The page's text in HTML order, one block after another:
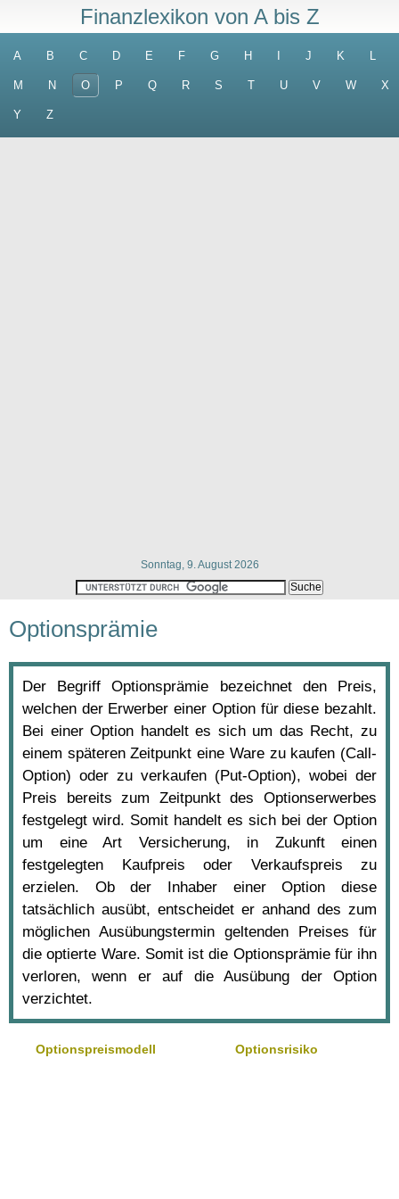
Finanzlexikon von A bis Z
A B C D E F G H J K L
M N O P Q R S T U V W X
Y Z
Sonntag, 9. August 2026
Optionsprämie
Der Begriff Optionsprämie bezeichnet den Preis,
welchen der Erwerber einer Option für diese bezahlt.
Bei einer Option handelt es sich um das Recht, zu
einem späteren Zeitpunkt eine Ware zu kaufen (Call-
Option) oder zu verkaufen (Put-Option), wobei der
Preis bereits zum Zeitpunkt des Optionserwerbes
festgelegt wird. Somit handelt es sich bei der Option
um eine Art Versicherung, in Zukunft einen
festgelegten Kaufpreis oder Verkaufspreis zu
erzielen. Ob der Inhaber einer Option diese
tatsächlich ausübt, entscheidet er anhand des zum
möglichen Ausübungstermin geltenden Preises für
die optierte Ware. Somit ist die Optionsprämie für ihn
verloren, wenn er auf die Ausübung der Option
verzichtet.
Optionspreismodell Optionsrisiko